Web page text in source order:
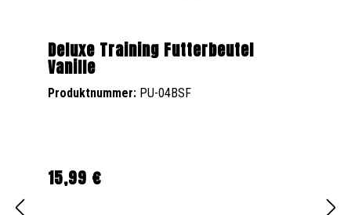
Deluxe Training Futterbeutel
Vanille
Produktnummer: PU-04BSF
Regulärer Preis:
15,99 €